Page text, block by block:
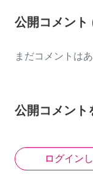
公開コメント
まだコメントは
公開コメント
ログイン